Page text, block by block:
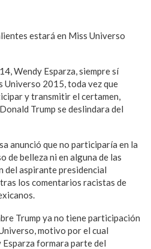
estará en Miss Universo
Wendy Esparza, siempre sí
Universo 2015, toda vez que
y transmitir el certamen,
Trump se deslindara del
anunció que no participaría en la
de belleza ni en alguna de las
del aspirante presidencial
los comentarios racistas de
Trump ya no tiene participación
motivo por el cual
Esparza formara parte del